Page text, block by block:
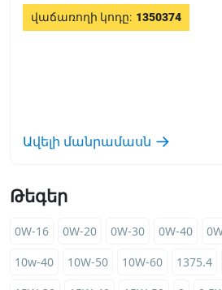
Թեգեր
0W-16 0W-20 0W-30 0W-40
10w-40
10W-50 10W-60 1375.4
վաճառողի կոդը: 1350374
Ավելի մանրամասն